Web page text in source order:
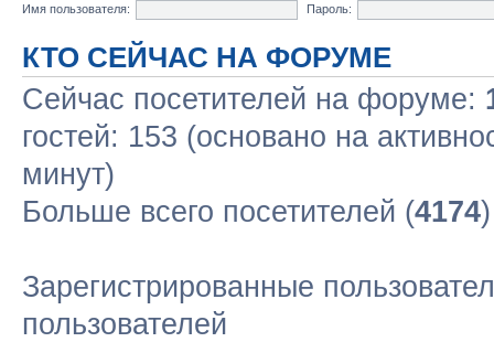
Имя пользователя:
Пароль:
КТО СЕЙЧАС НА ФОРУМЕ
Сейчас посетителей на форуме:
гостей: 153 (основано на
минут)
Больше всего посетителей (4174
Зарегистрированные
пользователей